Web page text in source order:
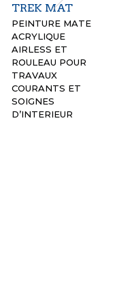
TREK MAT
PEINTURE MATE
ACRYLIQUE
AIRLESS ET
ROULEAU POUR
TRAVAUX
COURANTS ET
SOIGNES
D’INTERIEUR